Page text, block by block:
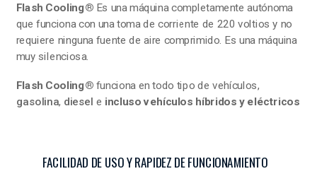
Flash Cooling®Es una máquina completamente autónoma
que funciona con una toma de corriente de 220 voltios y no
requiere ninguna fuente de aire comprimido. Es una máquina
muy silenciosa.
Flash Cooling®funciona en todo tipo de vehículos,
gasolina, diesel e incluso vehículos híbridos y eléctricos
FACILIDAD DE USO Y RAPIDEZ DE FUNCIONAMIENTO